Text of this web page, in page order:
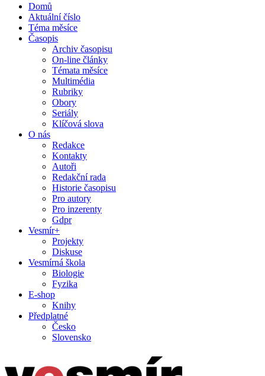
Domů
Aktuální číslo
Téma měsíce
Časopis
Archiv časopisu
On-line články
Témata měsíce
Multimédia
Rubriky
Obory
Seriály
Klíčová slova
O nás
Redakce
Kontakty
Autoři
Redakční rada
Historie časopisu
Pro autory
Pro inzerenty
Gdpr
Vesmír+
Projekty
Diskuse
Vesmírná škola
Biologie
Fyzika
E-shop
Knihy
Předplatné
Česko
Slovensko